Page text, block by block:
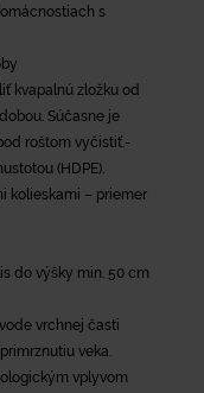
s
kvapalnú zložku od
Súčasne je
roštom vyčistiť.-
(HDPE).
kolieskami – priemer
do výšky min. 50 cm
vrchnej časti
veka.
vplyvom